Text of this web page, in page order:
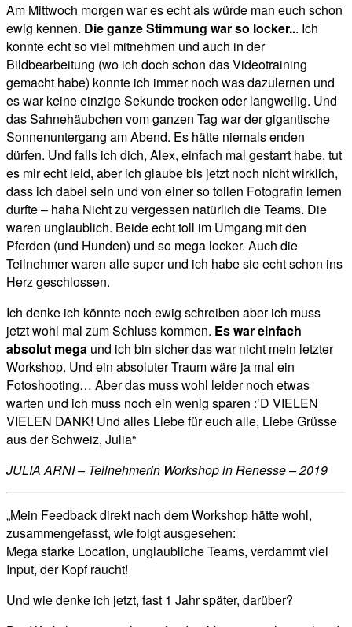
Am Mittwoch morgen war es echt als würde man euch schon
ewig kennen. Die ganze Stimmung war so locker... Ich
konnte echt so viel mitnehmen und auch in der
Bildbearbeitung (wo ich doch schon das Videotraining
gemacht habe) konnte ich immer noch was dazulernen und
es war keine einzige Sekunde trocken oder langweilig. Und
das Sahnehäubchen vom ganzen Tag war der gigantische
Sonnenuntergang am Abend. Es hätte niemals enden
dürfen. Und falls ich dich, Alex, einfach mal gestarrt habe, tut
es mir echt leid, aber ich glaube bis jetzt noch nicht wirklich,
dass ich dabei sein und von einer so tollen Fotografin lernen
durfte – haha Nicht zu vergessen natürlich die Teams. Die
waren unglaublich. Beide echt toll im Umgang mit den
Pferden (und Hunden) und so mega locker. Auch die
Teilnehmer waren alle super und ich habe sie echt schon ins
Herz geschlossen.
Ich denke ich könnte noch ewig schreiben aber ich muss
jetzt wohl mal zum Schluss kommen. Es war einfach
absolut mega und ich bin sicher das war nicht mein letzter
Workshop. Und ein absoluter Traum wäre ja mal ein
Fotoshooting… Aber das muss wohl leider noch etwas
warten und ich muss noch ein wenig sparen :’D VIELEN
VIELEN DANK! Und alles Liebe für euch alle, Liebe Grüsse
aus der Schweiz, Julia“
JULIA ARNI – Teilnehmerin Workshop in Renesse – 2019
„Mein Feedback direkt nach dem Workshop hätte wohl,
zusammengefasst, wie folgt ausgesehen:
Mega starke Location, unglaubliche Teams, verdammt viel
Input, der Kopf raucht!
Und wie denke ich jetzt, fast 1 Jahr später, darüber?